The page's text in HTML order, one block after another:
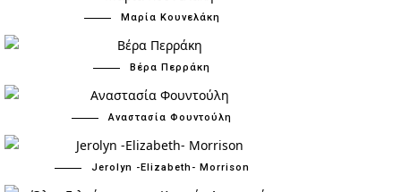
Μαρία Κουνελάκη
Βέρα Περράκη
Αναστασία Φουντούλη
Jerolyn -Elizabeth- Morrison